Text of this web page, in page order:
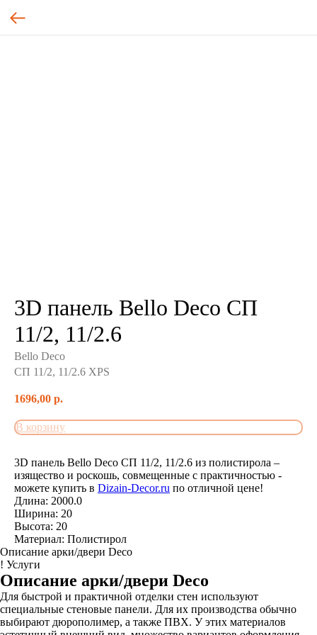
3D панель Bello Deco СП
11/2, 11/2.6
Bello Deco
СП 11/2, 11/2.6 XPS
1696,00 р.
В корзину
3D панель Bello Deco СП 11/2, 11/2.6 из полистирола –
изящество и роскошь, совмещенные с практичностью -
можете купить в Dizain-Decor.ru по отличной цене!
Длина: 2000.0
Ширина: 20
Высота: 20
Материал: Полистирол
Описание арки/двери Deco
! Услуги
Описание арки/двери Deco
Для быстрой и практичной отделки стен используют
специальные стеновые панели. Для их производства обычно
выбирают дюрополимер, а также ПВХ. У этих материалов